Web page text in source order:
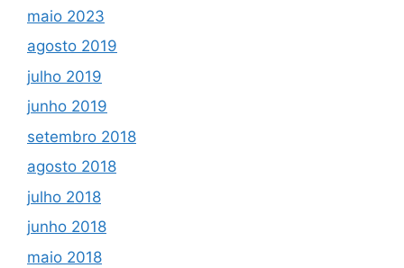
maio 2023
agosto 2019
julho 2019
junho 2019
setembro 2018
agosto 2018
julho 2018
junho 2018
maio 2018